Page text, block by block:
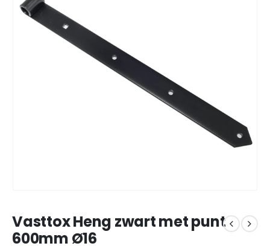
Vasttox Heng zwart met punt
600mm Ø16